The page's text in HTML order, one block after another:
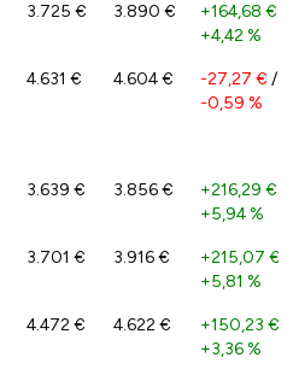
3.725 € 3.890 € +164,68 €
+4,42 %
4.631 € 4.604 € -27,27 € /
-0,59 %
3.639 € 3.856 € +216,29 €
+5,94 %
3.701 € 3.916 € +215,07 €
+5,81 %
4.472 € 4.622 € +150,23 €
+3,36 %